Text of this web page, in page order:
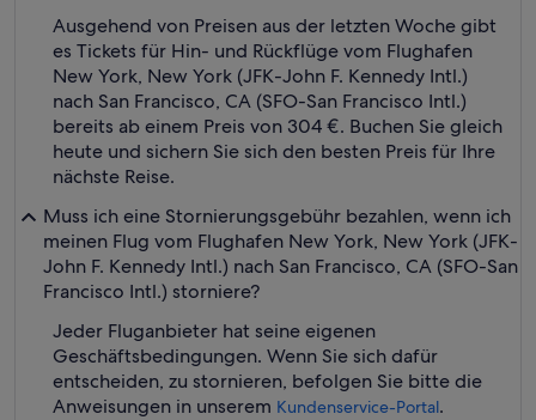
Ausgehend von Preisen aus der letzten Woche gibt
es Tickets für Hin- und Rückflüge vom Flughafen
New York, New York (JFK-John F. Kennedy Intl.)
nach San Francisco, CA (SFO-San Francisco Intl.)
bereits ab einem Preis von 304 €. Buchen Sie gleich
heute und sichern Sie sich den besten Preis für Ihre
nächste Reise.
Muss ich eine Stornierungsgebühr bezahlen, wenn ich
meinen Flug vom Flughafen New York, New York (JFK-
John F. Kennedy Intl.) nach San Francisco, CA (SFO-San
Francisco Intl.) storniere?
Jeder Fluganbieter hat seine eigenen
Geschäftsbedingungen. Wenn Sie sich dafür
entscheiden, zu stornieren, befolgen Sie bitte die
Anweisungen in unserem Kundenservice-Portal.